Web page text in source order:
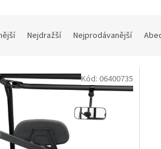
Nejdražší Nejprodávanější
Kód: 06400735